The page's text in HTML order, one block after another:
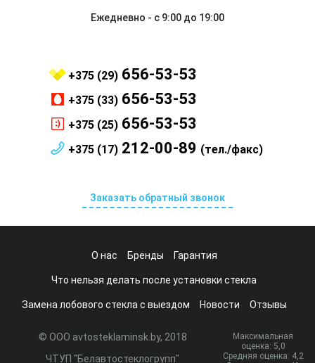
Ежедневно - с 9:00 до 19:00
+375 (29) 656-53-53
+375 (33) 656-53-53
+375 (25) 656-53-53
+375 (17) 212-00-89 (тел./факс)
Заказать обратный звонок
О нас Бренды Гарантия
Что нельзя делать после установки стекла
Замена лобового стекла с выездом Новости Отзывы
© ООО avtosteklaminsk.by, 2018
ЧТУП "Белавтостеклогрупп"
Максимальная
оценка: 5,0
Средняя оценка: 4,2